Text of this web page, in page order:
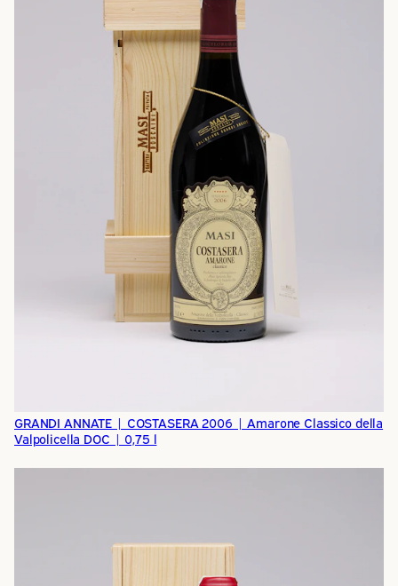
GRANDI ANNATE | COSTASERA 2006 | Amarone Classico della
Valpolicella DOC | 0,75 l